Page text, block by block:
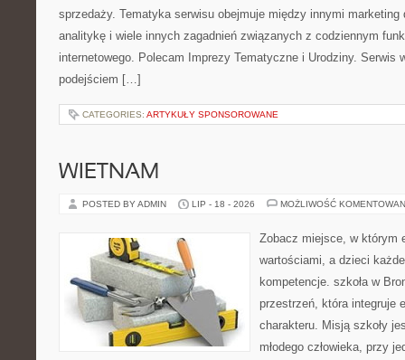
sprzedaży. Tematyka serwisu obejmuje między innymi
analitykę i wiele innych zagadnień związanych z codziennym
internetowego. Polecam Imprezy Tematyczne i Urodziny. Serwis
podejściem […]
CATEGORIES: ARTYKUŁY SPONSOROWANE
WIETNAM
POSTED BY ADMIN LIP - 18 - 2026 MOŻLIWOŚĆ
Zobacz miejsce, w którym
wartościami, a dzieci
kompetencje. szkoła w
przestrzeń, która integruje
charakteru. Misją szkoły
młodego człowieka, przy